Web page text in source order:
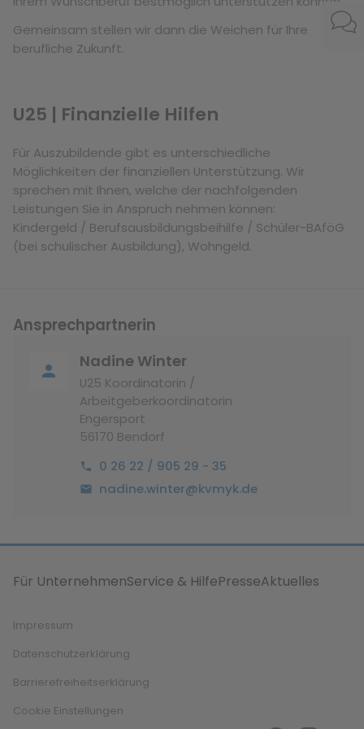
bisheriges Suchverhalten zugeschnitten sind.
Gemeinsam stellen wir dann die Weichen für Ihre
berufliche Zukunft.
U25 | Finanzielle Hilfen
Für Auszubildende gibt es unterschiedliche
Möglichkeiten der finanziellen Unterstützung. Wir
sprechen mit Ihnen, welche der nachfolgenden
Leistungen Sie in Anspruch nehmen können:
Kindergeld / Berufsausbildungsbeihilfe / Schüler-BAföG
(bei schulischer Ausbildung), Wohngeld.
Ansprechpartnerin
Nadine Winter
U25 Koordinatorin /
Arbeitgeberkoordinatorin
Engersport
56170 Bendorf
0 26 22 / 905 29 - 35
nadine.winter@kvmyk.de
Für UnternehmenService & HilfePresseAktuelles
Impressum
Datenschutzerklärung
Barrierefreiheitserklärung
Cookie Einstellungen